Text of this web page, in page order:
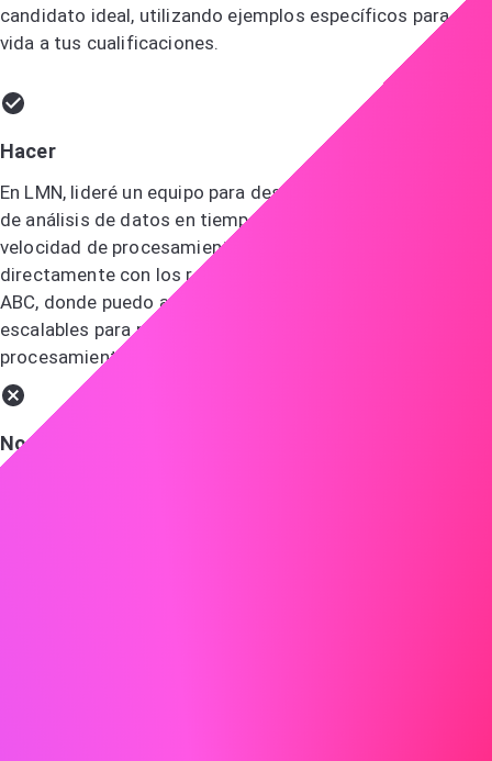
candidato ideal, utilizando ejemplos específicos para dar
vida a tus cualificaciones.
Hacer
En LMN, lideré un equipo para desarrollar una plataforma
de análisis de datos en tiempo real que mejoró la
velocidad de procesamiento en un 40%. Esto se alinea
directamente con los requisitos del puesto de gerente en
ABC, donde puedo aplicar mi experiencia en soluciones
escalables para mejorar sus capacidades de
procesamiento de datos.
No hacer